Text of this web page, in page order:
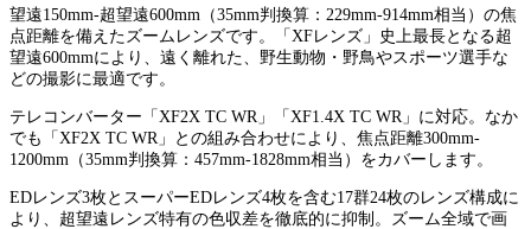
望遠150mm-超望遠600mm（35mm判換算：229mm-914mm相当）の焦
点距離を備えたズームレンズです。「XFレンズ」史上最長となる超
望遠600mmにより、遠く離れた、野生動物・野鳥やスポーツ選手な
どの撮影に最適です。
テレコンバーター「XF2X TC WR」「XF1.4X TC WR」に対応。なか
でも「XF2X TC WR」との組み合わせにより、焦点距離300mm-
1200mm（35mm判換算：457mm-1828mm相当）をカバーします。
EDレンズ3枚とスーパーEDレンズ4枚を含む17群24枚のレンズ構成に
より、超望遠レンズ特有の色収差を徹底的に抑制。ズーム全域で画